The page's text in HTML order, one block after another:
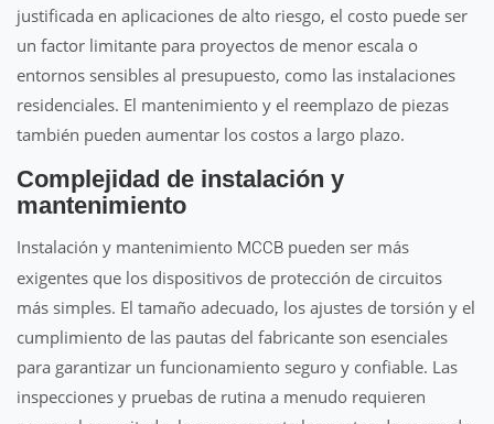
justificada en aplicaciones de alto riesgo, el costo puede ser
un factor limitante para proyectos de menor escala o
entornos sensibles al presupuesto, como las instalaciones
residenciales. El mantenimiento y el reemplazo de piezas
también pueden aumentar los costos a largo plazo.
Complejidad de instalación y
mantenimiento
Instalación y mantenimiento MCCB pueden ser más
exigentes que los dispositivos de protección de circuitos
más simples. El tamaño adecuado, los ajustes de torsión y el
cumplimiento de las pautas del fabricante son esenciales
para garantizar un funcionamiento seguro y confiable. Las
inspecciones y pruebas de rutina a menudo requieren